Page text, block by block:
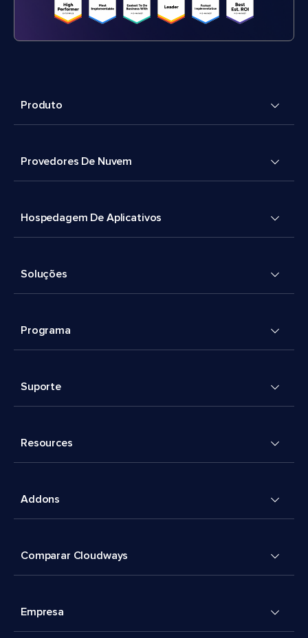
Produto
Provedores De Nuvem
Hospedagem De Aplicativos
Soluções
Programa
Suporte
Resources
Addons
Comparar Cloudways
Empresa